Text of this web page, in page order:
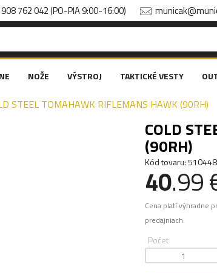
762 042 (PO-PIA 9:00-16:00)
NOŽE VÝSTROJ TAKTICKÉ VESTY
STEEL TOMAHAWK RIFLEMANS HAWK (90RH)
COLD
(90RH)
Kód tovaru: 510448
40.99
Cena platí výhradne
predajniach.
Počet